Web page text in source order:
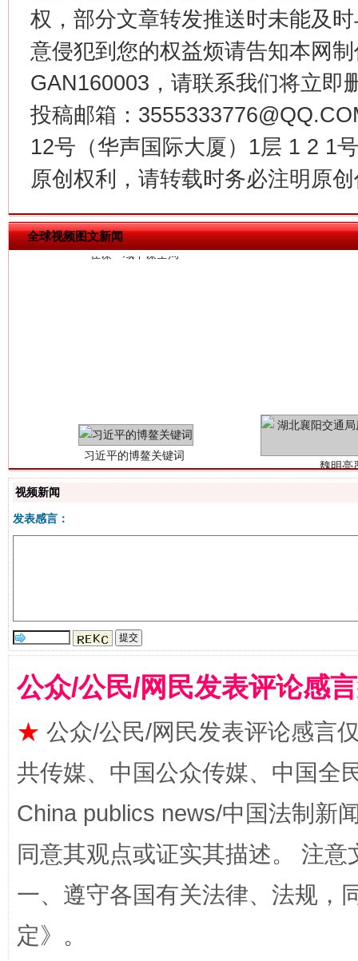
权，部分文章转发推送时未能及
意侵犯到您的权益烦请告知本网
GAN160003，请联系我们将立即
投稿邮箱：
12号（华声国际大厦）1层 1 2 1
原创权利，请转载时务必注明原
全球视频图文新闻
在谋一域中谋全局
今
揭批美国五大"原罪" "炒
视频新闻
发表感言：
公众/公民/网民发表评论感
★ 公众/公民/网民发表评论感言
共传媒、中国公众传媒、中国全
China publics news/中国法制新
同意其观点或证实其描述。 注
一、遵守各国有关法律、法规，
定》。